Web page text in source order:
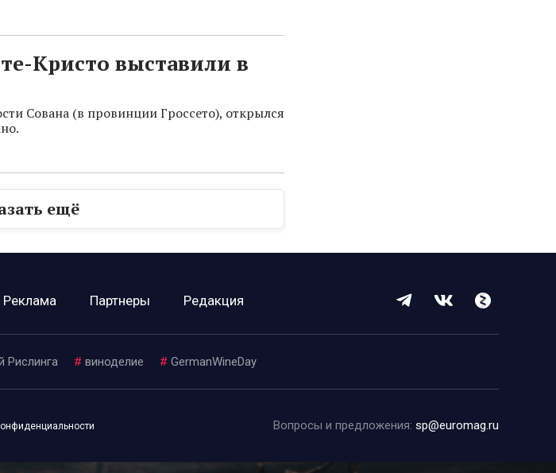
Кристо выставили в
Сована (в провинции Гроссето), открылся
ещё
Реклама Партнеры Редакция
Рислинга # виноделие # GermanWineDay
Вопросы и предложения: sp@euromag.ru